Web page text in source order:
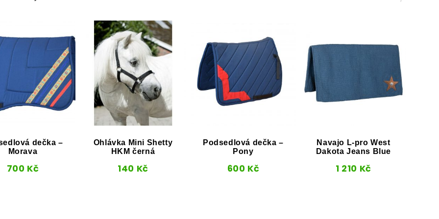
dečka –
Morava
700 Kč
Ohlávka Mini Shetty
HKM černá
140 Kč
Podsedlová dečka –
Pony
600 Kč
Navajo L-pro West
Dakota Jeans Blue
1 210 Kč